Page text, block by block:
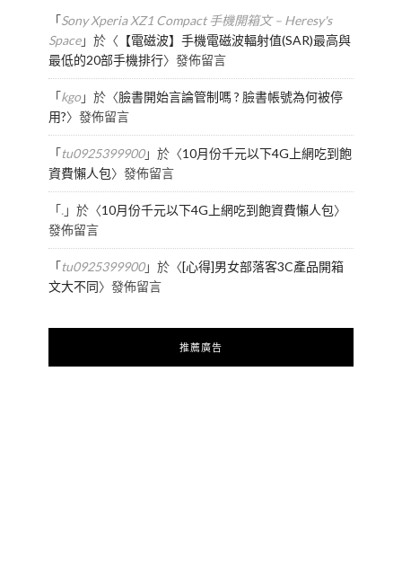
「Sony Xperia XZ1 Compact 手機開箱文 – Heresy's
Space」於〈 【電磁波】手機電磁波輻射值(SAR)最高與
最低的20部手機排行〉發佈留言
「kgo」於〈臉書開始言論管制嗎 ? 臉書帳號為何被停
用?〉發佈留言
「tu0925399900」於〈10月份千元以下4G上網吃到飽
資費懶人包〉發佈留言
「.」於〈10月份千元以下4G上網吃到飽資費懶人包〉
發佈留言
「tu0925399900」於〈[心得]男女部落客3C產品開箱
文大不同〉發佈留言
推薦廣告